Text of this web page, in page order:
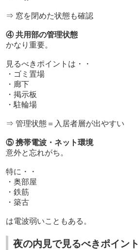
⇒ 窓を閉めた状態も確認
④ 共用部の管理状態
かなり重要。
見るべきポイントは・・
・ゴミ置場
・廊下
・掲示板
・駐輪場
⇒ 管理状態＝入居者層が出やすい
⑤ 携帯電波・ネット環境
意外と忘れがち。
特に・・
・奥部屋
・鉄筋
・築古
は電波弱いこともある。
夜の内見で見るべきポイント